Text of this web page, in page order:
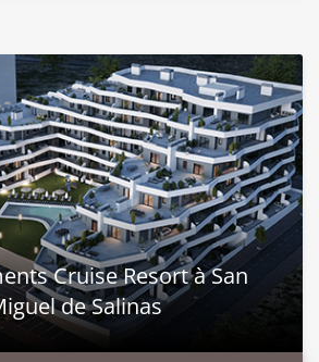
Cruise Resort à San
de Salinas